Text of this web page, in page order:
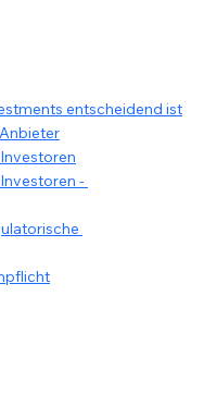
entscheidend ist
-